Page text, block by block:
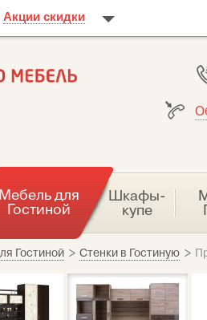
Акции скидки
Мебель для
Гостиной
Шкафы-
купе
Гостиной > Стенки в Гостиную >